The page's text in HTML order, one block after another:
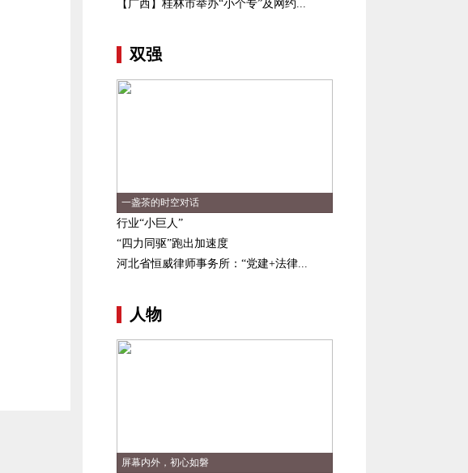
【广西】桂林市举办“小个专”及网约...
双强
一盏茶的时空对话
行业“小巨人”
“四力同驱”跑出加速度
河北省恒威律师事务所：“党建+法律...
人物
屏幕内外，初心如磐